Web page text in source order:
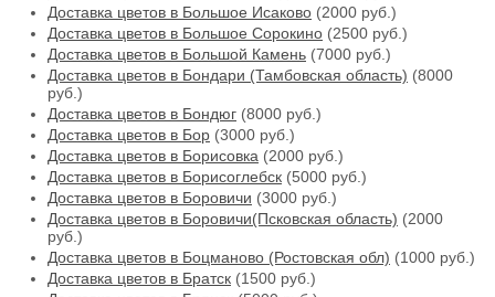
Доставка цветов в Большое Исаково (2000 руб.)
Доставка цветов в Большое Сорокино (2500 руб.)
Доставка цветов в Большой Камень (7000 руб.)
Доставка цветов в Бондари (Тамбовская область) (8000
руб.)
Доставка цветов в Бондюг (8000 руб.)
Доставка цветов в Бор (3000 руб.)
Доставка цветов в Борисовка (2000 руб.)
Доставка цветов в Борисоглебск (5000 руб.)
Доставка цветов в Боровичи (3000 руб.)
Доставка цветов в Боровичи(Псковская область) (2000
руб.)
Доставка цветов в Боцманово (Ростовская обл) (1000 руб.)
Доставка цветов в Братск (1500 руб.)